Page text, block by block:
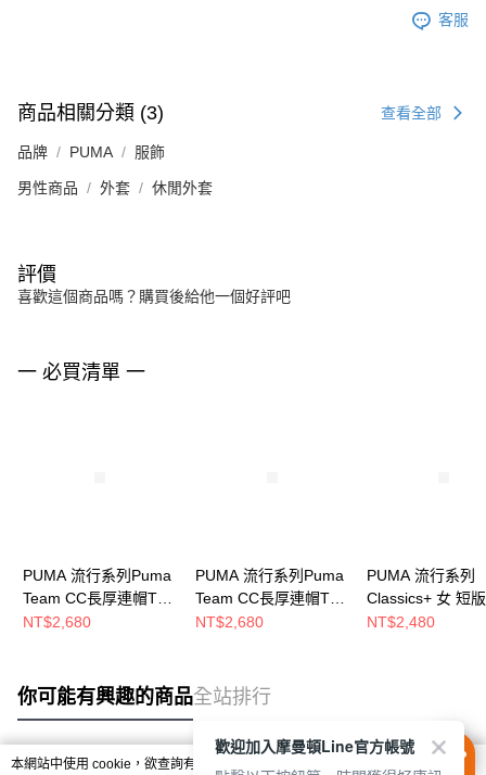
客服
商品相關分類 (3) 查看全部
品牌 PUMA 服飾
男性商品 外套 休閒外套
評價
喜歡這個商品嗎？購買後給他一個好評吧
一 必買清單 一
PUMA 流行系列Puma
Team CC長厚連帽T恤
(M) 男 連帽上衣
NT$2,680
PUMA 流行系列Puma
Team CC長厚連帽T恤
(M) 男 連帽上衣
NT$2,680
PUMA 流行系列
Classics+ 女 短
連帽T恤
NT$2,480
你可能有興趣的商品全站排行
本網站中使用 cookie，欲查詢有關本網站使用 cookie 方式之詳情，及若您不希
歡迎加入摩曼頓Line官方帳號